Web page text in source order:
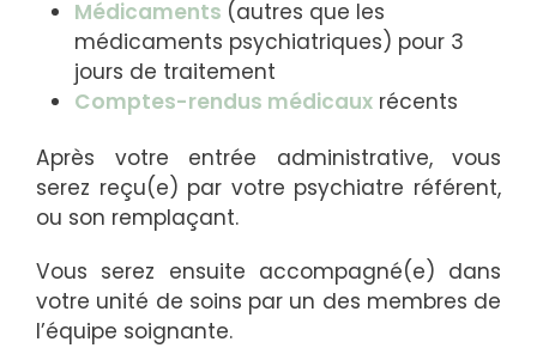
Médicaments (autres que les
médicaments psychiatriques) pour 3
jours de traitement
Comptes-rendus médicaux récents
Après votre entrée administrative, vous
serez reçu(e) par votre psychiatre référent,
ou son remplaçant.
Vous serez ensuite accompagné(e) dans
votre unité de soins par un des membres de
l’équipe soignante.